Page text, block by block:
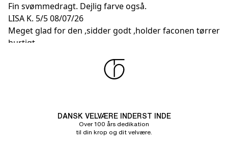
Fin svømmedragt. Dejlig farve også.
LISA K. 5/508/07/26
Meget glad for den ,sidder godt ,holder faconen tørrer
hurtigt
DANSK VELVÆRE INDERST INDE
Over 100 års dedikation
til din krop og dit velvære.